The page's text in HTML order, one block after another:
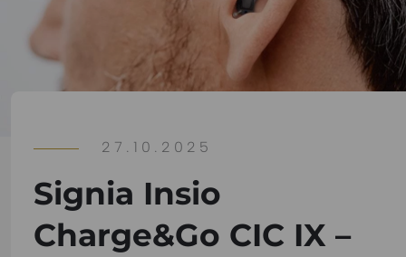
27.10.2025
Signia Insio
Charge&Go CIC IX –